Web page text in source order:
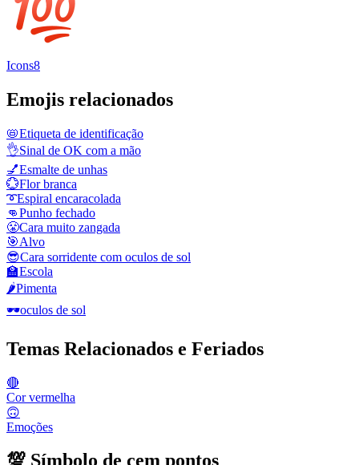
Icons8
Emojis relacionados
📛Etiqueta de identificação
👌Sinal de OK com a mão
💅Esmalte de unhas
💮Flor branca
➰Espiral encaracolada
👊Punho fechado
😤Cara muito zangada
🎯Alvo
😎Cara sorridente com oculos de sol
🏫Escola
🌶️Pimenta
🕶️oculos de sol
Temas Relacionados e Feriados
🔴
Cor vermelha
🙃
Emoções
💯 Símbolo de cem pontos